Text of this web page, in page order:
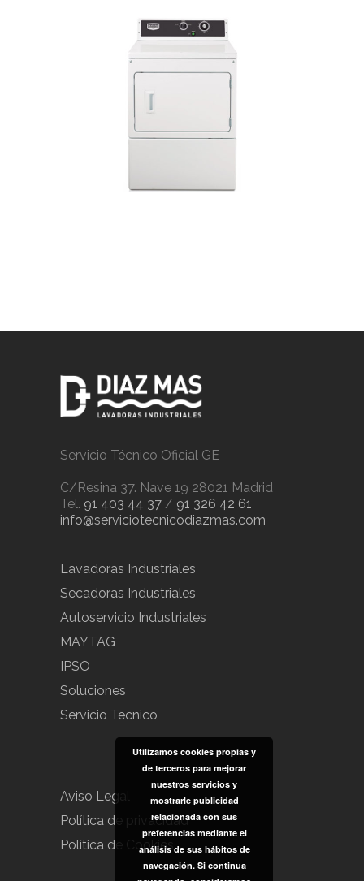
Servicio Técnico Oficial GE
C/Resina 37. Nave 19 28021 Madrid
Tel. 91 403 44 37 / 91 326 42 61
info@serviciotecnicodiazmas.com
Lavadoras Industriales
Secadoras Industriales
Autoservicio Industriales
MAYTAG
IPSO
Soluciones
Servicio Tecnico
Aviso Legal
Política de privacidad
Política de Cookies
Utilizamos cookies propias y
de terceros para mejorar
nuestros servicios y
mostrarle publicidad
relacionada con sus
preferencias mediante el
análisis de sus hábitos de
navegación. Si continua